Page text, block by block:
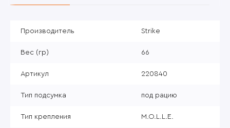
Производитель Strike
Вес (гр) 66
Артикул 220840
Тип подсумка под рацию
Тип крепления M.O.L.L.E.